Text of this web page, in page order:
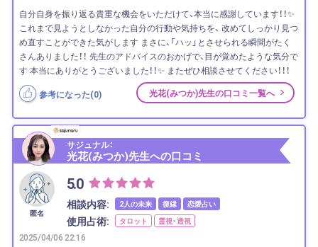
自分自身を振り返る貴重な機会をいただけて、本当に感謝しています！！✨
これまで見ようとしなかった自分の行動や気持ちを、 改めてしっかり見つ
め直すことができた気がします まさに、「ハッ」とさせられる瞬間がたく
さんありました！！ 先生のアドバイスのおかげで、目が覚めたような気分で
す 本当にありがとうございました！！✨ またぜひ相談させてください！！！
参考になった(0) 光花(みつか)先生の口コミ一覧へ
サジュナル：
光花(みつか)先生への口コミ
匿名
5.0
相談内容: 2人の未来 復縁 恋愛占い
使用占術: タロット 霊視・透視
2025/04/06 22:16